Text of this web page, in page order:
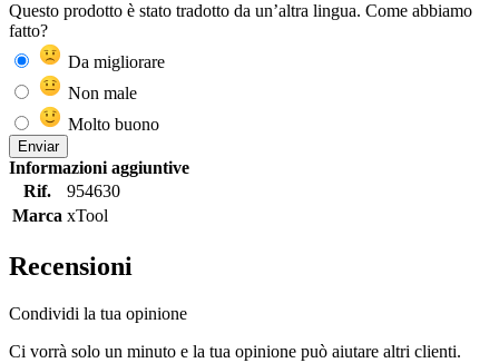
Questo prodotto è stato tradotto da un’altra lingua. Come abbiamo
fatto?
Da migliorare
Non male
Molto buono
Enviar
Informazioni aggiuntive
Rif.
954630
Marca xTool
Recensioni
Condividi la tua opinione
Ci vorrà solo un minuto e la tua opinione può aiutare altri clienti.